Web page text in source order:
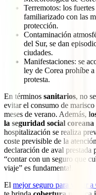
Terremotos: los
familiarizado con las
protección.
Contaminación
del Sur, se dan
ciudades.
Manifestaciones: se
ley de Corea prohíbe
protesta.
En términos sanitarios, no
evitar el consumo de
meses de verano. Además,
la seguridad social coreana
hospitalización se realiza
coste previsible de la
declaración de aval
“contar con un seguro que
viaje” es fundamental.
El mejor seguro para viajar a